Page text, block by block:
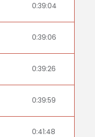
0:39:04
0:39:06
0:39:26
0:39:59
0:41:48